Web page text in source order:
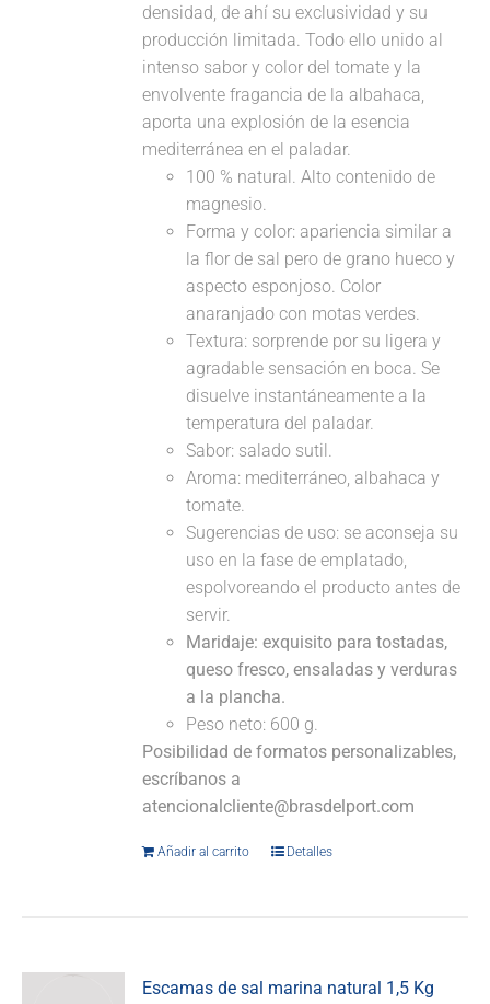
densidad, de ahí su exclusividad y su
producción limitada. Todo ello unido al
intenso sabor y color del tomate y la
envolvente fragancia de la albahaca,
aporta una explosión de la esencia
mediterránea en el paladar.
100 % natural. Alto contenido de
magnesio.
Forma y color: apariencia similar a
la flor de sal pero de grano hueco y
aspecto esponjoso. Color
anaranjado con motas verdes.
Textura: sorprende por su ligera y
agradable sensación en boca. Se
disuelve instantáneamente a la
temperatura del paladar.
Sabor: salado sutil.
Aroma: mediterráneo, albahaca y
tomate.
Sugerencias de uso: se aconseja su
uso en la fase de emplatado,
espolvoreando el producto antes de
servir.
Maridaje: exquisito para tostadas,
queso fresco, ensaladas y verduras
a la plancha.
Peso neto: 600 g.
Posibilidad de formatos personalizables,
escríbanos a
atencionalcliente@brasdelport.com
Añadir al carrito Detalles
Escamas de sal marina natural 1,5 Kg